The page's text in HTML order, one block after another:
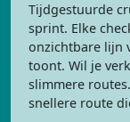
Tijdgestuurde
sprint. Elke
onzichtbare lijn
toont. Wil je
slimmere
snellere route